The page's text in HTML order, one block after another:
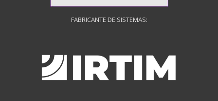
FABRICANTE DE SISTEMAS: